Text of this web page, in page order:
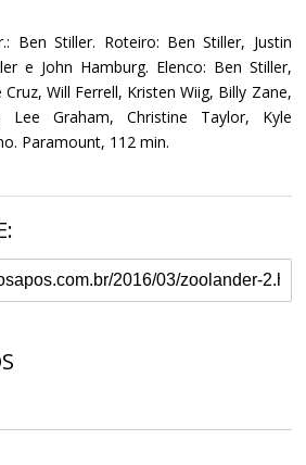
Ben Stiller. Roteiro: Ben Stiller, Justin
e John Hamburg. Elenco: Ben Stiller,
Will Ferrell, Kristen Wiig, Billy Zane,
Lee Graham, Christine Taylor, Kyle
Paramount, 112 min.